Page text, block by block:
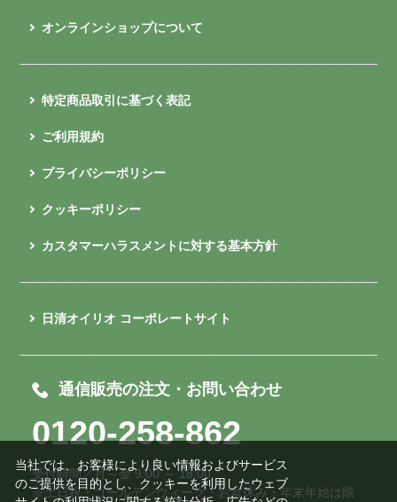
オンラインショップについて
特定商品取引に基づく表記
ご利用規約
プライバシーポリシー
クッキーポリシー
カスタマーハラスメントに対する基本方針
日清オイリオ コーポレートサイト
通信販売の注文・お問い合わせ
0120-258-862
受付時間／月～金 9:00 ～ 18:00
※土日祝・ゴールデンウィーク・お盆休み・年末年始は除
当社では、お客様により良い情報およびサービス
のご提供を目的とし、クッキーを利用したウェブ